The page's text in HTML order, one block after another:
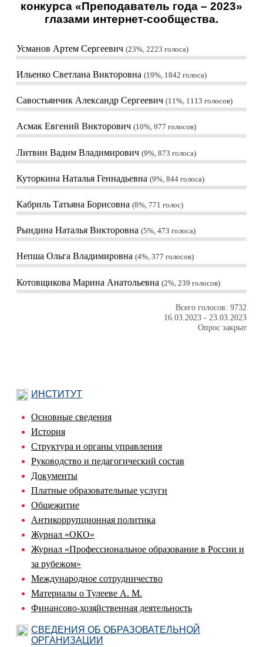
конкурса «Преподаватель года – 2023»
глазами интернет-сообщества.
Усманов Артем Сергеевич 23%, 2223 голоса
Ильенко Светлана Викторовна 19%, 1842 голоса
Савостьянчик Александр Сергеевич 11%, 1113 голосов
Асмак Евгений Викторович 10%, 977 голосов
Литвин Вадим Владимирович 9%, 873 голоса
Куторкина Наталья Геннадьевна 9%, 844 голоса
Кабриль Татьяна Борисовна 8%, 771 голос
Рындина Наталья Викторовна 5%, 473 голоса
Непша Ольга Владимировна 4%, 377 голосов
Котовщикова Марина Анатольевна 2%, 239 голосов
Всего голосов: 9732
16.03.2023 - 23.03.2023
Опрос закрыт
ИНСТИТУТ
Основные сведения
История
Структура и органы управления
Руководство и педагогический состав
Документы
Платные образовательные услуги
Общежитие
Антикоррупционная политика
Журнал «ОКО»
Журнал «Профессиональное образование в России и
за рубежом»
Международное сотрудничество
Материалы о Тулееве А. М.
Финансово-хозяйственная деятельность
СВЕДЕНИЯ ОБ ОБРАЗОВАТЕЛЬНОЙ
ОРГАНИЗАЦИИ